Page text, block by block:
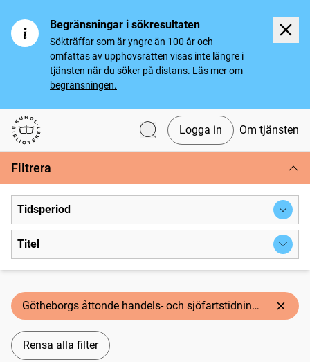
Begränsningar i sökresultaten
Sökträffar som är yngre än 100 år och
omfattas av upphovsrätten visas inte längre i
tjänsten när du söker på distans. Läs mer om
begränsningen.
Svenska tidningar
Logga in Om tjänsten
Filtrera
Tidsperiod
Titel
Götheborgs åttonde handels- och sjöfartstidning, dagligt annonsblad och skeppslista
Rensa alla filter